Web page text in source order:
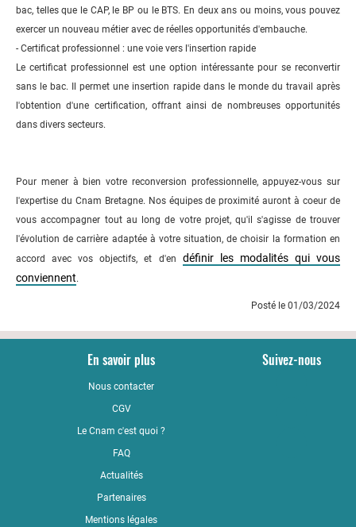
bac, telles que le CAP, le BP ou le BTS. En deux ans ou moins, vous pouvez
exercer un nouveau métier avec de réelles opportunités d'embauche.
- Certificat professionnel : une voie vers l'insertion rapide
Le certificat professionnel est une option intéressante pour se reconvertir
sans le bac. Il permet une insertion rapide dans le monde du travail après
l'obtention d'une certification, offrant ainsi de nombreuses opportunités
dans divers secteurs.
Pour mener à bien votre reconversion professionnelle, appuyez-vous sur
l'expertise du Cnam Bretagne. Nos équipes de proximité auront à coeur de
vous accompagner tout au long de votre projet, qu'il s'agisse de trouver
l'évolution de carrière adaptée à votre situation, de choisir la formation en
accord avec vos objectifs, et d'en définir les modalités qui vous
conviennent.
Posté le 01/03/2024
En savoir plus
Nous contacter
CGV
Le Cnam c'est quoi ?
FAQ
Actualités
Partenaires
Mentions légales
Suivez-nous